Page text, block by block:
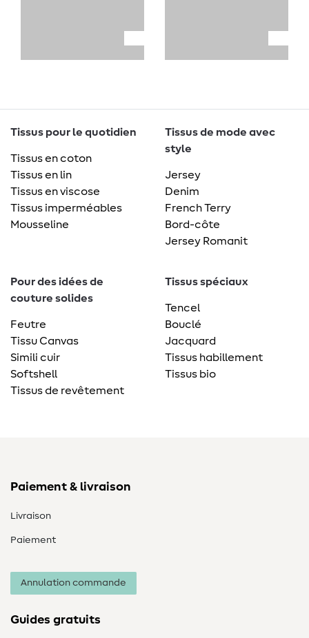
Tissus pour le quotidien
Tissus en coton
Tissus en lin
Tissus en viscose
Tissus imperméables
Mousseline
Tissus de mode avec
style
Jersey
Denim
French Terry
Bord-côte
Jersey Romanit
Pour des idées de
couture solides
Feutre
Tissu Canvas
Simili cuir
Softshell
Tissus de revêtement
Tissus spéciaux
Tencel
Bouclé
Jacquard
Tissus habillement
Tissus bio
Paiement & livraison
Livraison
Paiement
Annulation commande
Guides gratuits